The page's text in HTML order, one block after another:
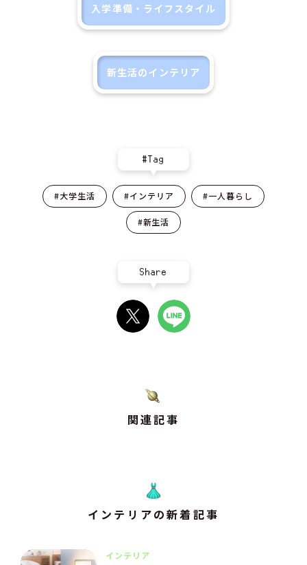
入学準備・ライフスタイル
新生活のインテリア
#Tag
#大学生活 #インテリア #一人暮らし
#新生活
Share
関連記事
インテリアの新着記事
インテリア